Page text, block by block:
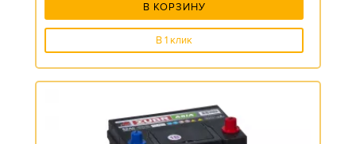
В КОРЗИНУ
В 1 клик